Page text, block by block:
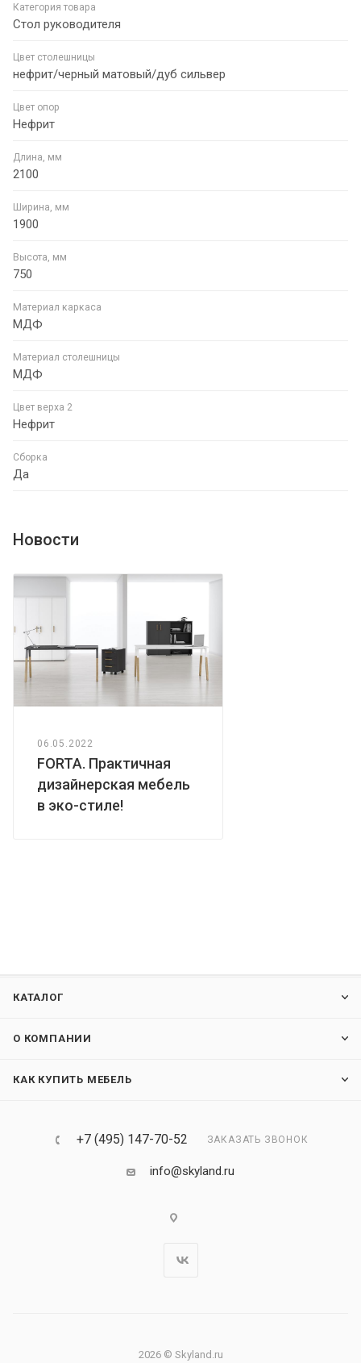
Категория товара
Стол руководителя
Цвет столешницы
нефрит/черный матовый/дуб сильвер
Цвет опор
Нефрит
Длина, мм
2100
Ширина, мм
1900
Высота, мм
750
Материал каркаса
МДФ
Материал столешницы
МДФ
Цвет верха 2
Нефрит
Сборка
Да
Новости
06.05.2022
FORTA. Практичная
дизайнерская мебель
в эко-стиле!
КАТАЛОГ
О КОМПАНИИ
КАК КУПИТЬ МЕБЕЛЬ
+7 (495) 147-70-52 ЗАКАЗАТЬ ЗВОНОК
info@skyland.ru
2026 © Skyland.ru